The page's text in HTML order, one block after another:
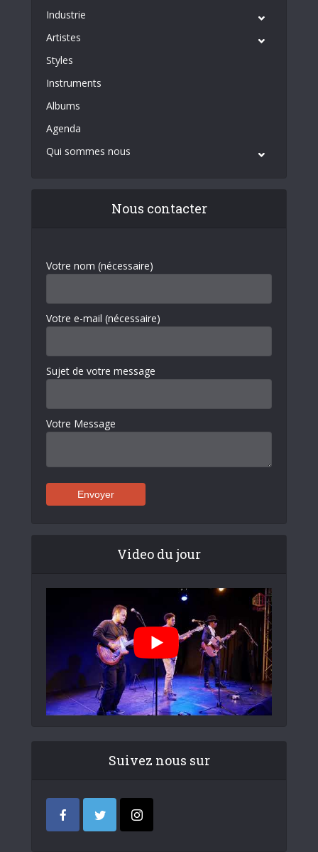
Industrie
Artistes
Styles
Instruments
Albums
Agenda
Qui sommes nous
Nous contacter
Votre nom (nécessaire)
Votre e-mail (nécessaire)
Sujet de votre message
Votre Message
Video du jour
Suivez nous sur